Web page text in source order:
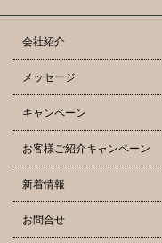
会社紹介
メッセージ
キャンペーン
お客様ご紹介キャンペーン
新着情報
お問合せ